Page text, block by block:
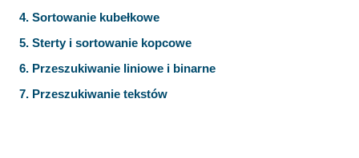
4. Sortowanie kubełkowe
5. Sterty i sortowanie kopcowe
6. Przeszukiwanie liniowe i binarne
7. Przeszukiwanie tekstów